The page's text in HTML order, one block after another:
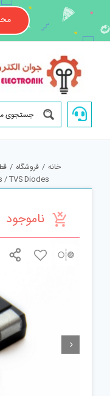
content
خانه / فروشگاه /
/ TVS Diodes
ناموجود
